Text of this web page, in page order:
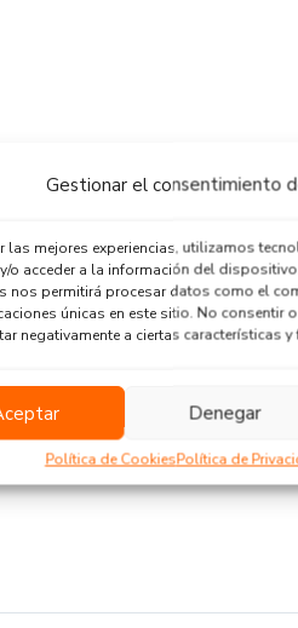
Gestionar el consentimiento
las mejores experiencias, utilizamos
o acceder a la información del
nos permitirá procesar datos como el
únicas en este sitio. No consentir
negativamente a ciertas características y
Denegar
Política de CookiesPolítica de